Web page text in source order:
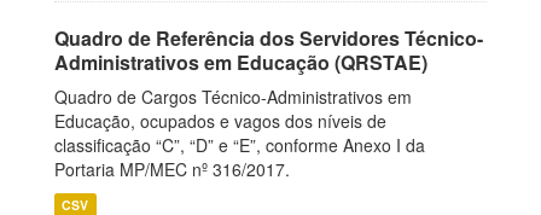
Quadro de Referência dos Servidores Técnico-
Administrativos em Educação (QRSTAE)
Quadro de Cargos Técnico-Administrativos em
Educação, ocupados e vagos dos níveis de
classificação “C”, “D” e “E”, conforme Anexo I da
Portaria MP/MEC nº 316/2017.
CSV